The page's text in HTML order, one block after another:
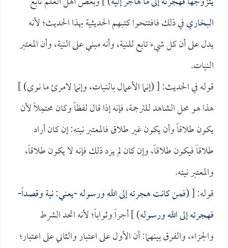
البخاريفي ذلك فافتتحوا كتبهم الحديثية بهذا الحديث؛ لأنه
يدل على أن كل شيء تابع للنية، وأنه مبني على النية، وأن المعتبر
النيات.
قوله في الحديث: [ (إنما الأعمال بالنيات، وإنما لامرئ ما نوى) ]
هذا هو محل الشاهد للترجمة، فإنه إذا قال لفظاً وكان محتمِلاً لأن
يكون طلاقاً وأن يكون غير طلاق فالمعتبر نيته: إن كان أراد
طلاقاً فيكون طلاقاً، وإن كان لم يرد ذلك فإنه لا يكون طلاقاً،
والمعتبر نيته.
قوله: [ (فمن كانت هجرته إلى الله ورسوله -يعني: نية وقصداً-
فهجرته إلى الله ورسوله) ] أجراً وثواباً؛ لأنه اتحد الشرط
والجزاء، والفرق بينهما: أن الأول على اعتبار والثاني على اعتبار؛